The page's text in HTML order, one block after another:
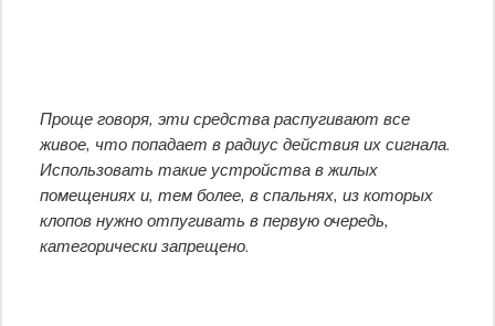
Проще говоря, эти средства распугивают все
живое, что попадает в радиус действия их сигнала.
Использовать такие устройства в жилых
помещениях и, тем более, в спальнях, из которых
клопов нужно отпугивать в первую очередь,
категорически запрещено.